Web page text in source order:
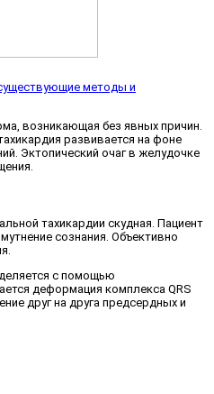
методы и
возникающая без явных причин.
развивается на фоне
Эктопический очаг в желудочке
тахикардии скудная. Пациент
сознания. Объективно
с помощью
деформация комплекса QRS
друг на друга предсердных и